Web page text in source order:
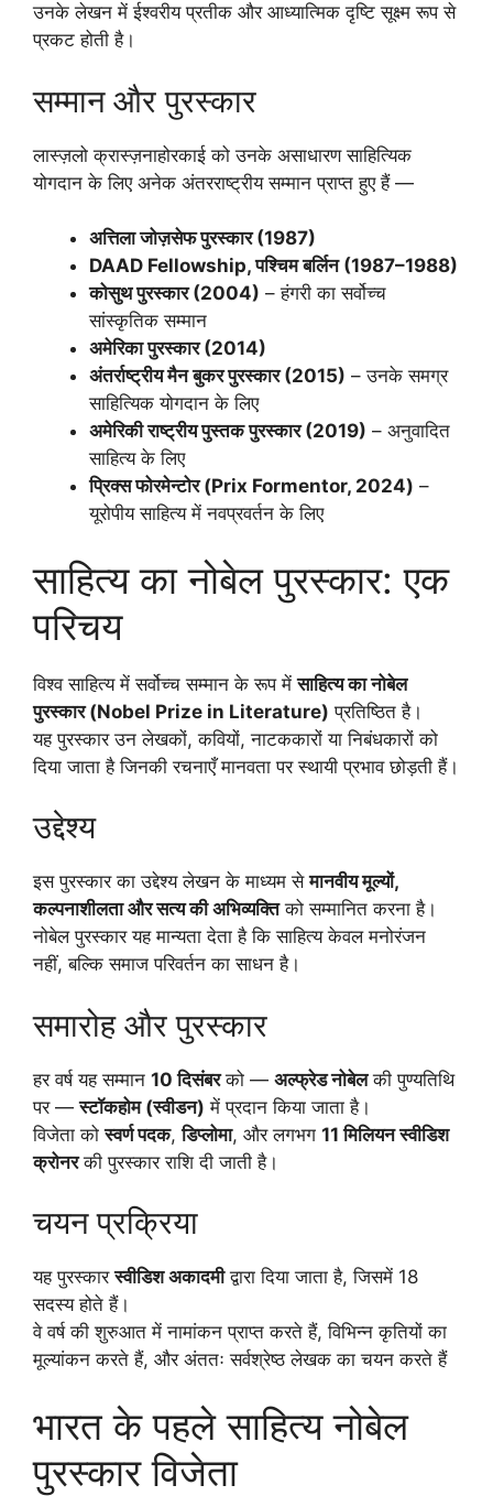
उनके लेखन में ईश्वरीय प्रतीक और आध्यात्मिक दृष्टि सूक्ष्म रूप से
प्रकट होती है।
सम्मान और पुरस्कार
लास्ज़लो क्रास्ज़नाहोरकाई को उनके असाधारण साहित्यिक
योगदान के लिए अनेक अंतरराष्ट्रीय सम्मान प्राप्त हुए हैं —
अत्तिला जोज़सेफ पुरस्कार (1987)
DAAD Fellowship, पश्चिम बर्लिन (1987–1988)
कोसुथ पुरस्कार (2004) – हंगरी का सर्वोच्च
सांस्कृतिक सम्मान
अमेरिका पुरस्कार (2014)
अंतर्राष्ट्रीय मैन बुकर पुरस्कार (2015) – उनके समग्र
साहित्यिक योगदान के लिए
अमेरिकी राष्ट्रीय पुस्तक पुरस्कार (2019) – अनुवादित
साहित्य के लिए
प्रिक्स फोरमेन्टोर (Prix Formentor, 2024) –
यूरोपीय साहित्य में नवप्रवर्तन के लिए
साहित्य का नोबेल पुरस्कार: एक
परिचय
विश्व साहित्य में सर्वोच्च सम्मान के रूप मेंसाहित्य का नोबेल
पुरस्कार (Nobel Prize in Literature) प्रतिष्ठित है।
यह पुरस्कार उन लेखकों, कवियों, नाटककारों या निबंधकारों को
दिया जाता है जिनकी रचनाएँ मानवता पर स्थायी प्रभाव छोड़ती हैं।
उद्देश्य
इस पुरस्कार का उद्देश्य लेखन के माध्यम सेमानवीय मूल्यों,
कल्पनाशीलता और सत्य की अभिव्यक्तिको सम्मानित करना है।
नोबेल पुरस्कार यह मान्यता देता है कि साहित्य केवल मनोरंजन
नहीं, बल्कि समाज परिवर्तन का साधन है।
समारोह और पुरस्कार
हर वर्ष यह सम्मान 10 दिसंबरको — अल्फ्रेड नोबेलकी पुण्यतिथि
पर —स्टॉकहोम (स्वीडन) में प्रदान किया जाता है।
विजेता कोस्वर्ण पदक,डिप्लोमा, और लगभग 11 मिलियन स्वीडिश
क्रोनरकी पुरस्कार राशि दी जाती है।
चयन प्रक्रिया
यह पुरस्कारस्वीडिश अकादमीद्वारा दिया जाता है, जिसमें 18
सदस्य होते हैं।
वे वर्ष की शुरुआत में नामांकन प्राप्त करते हैं, विभिन्न कृतियों का
मूल्यांकन करते हैं, और अंततः सर्वश्रेष्ठ लेखक का चयन करते हैं
भारत के पहले साहित्य नोबेल
पुरस्कार विजेता